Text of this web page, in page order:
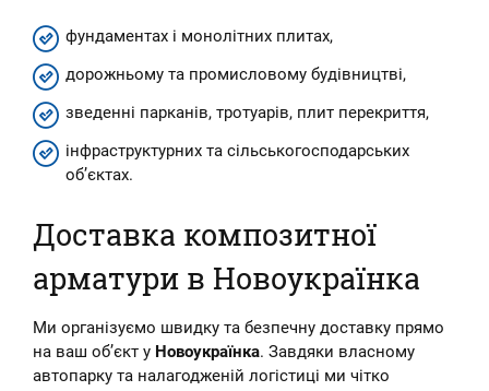
фундаментах і монолітних плитах,
дорожньому та промисловому будівництві,
зведенні парканів, тротуарів, плит перекриття,
інфраструктурних та сільськогосподарських
об’єктах.
Доставка композитної
арматури в Новоукраїнка
Ми організуємо швидку та безпечну доставку прямо
на ваш об’єкт у Новоукраїнка. Завдяки власному
автопарку та налагодженій логістиці ми чітко